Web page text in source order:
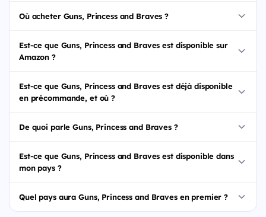
Où acheter Guns, Princess and Braves ?
Est-ce que Guns, Princess and Braves est disponible sur
Amazon ?
Est-ce que Guns, Princess and Braves est déjà disponible
en précommande, et où ?
De quoi parle Guns, Princess and Braves ?
Est-ce que Guns, Princess and Braves est disponible dans
mon pays ?
Quel pays aura Guns, Princess and Braves en premier ?